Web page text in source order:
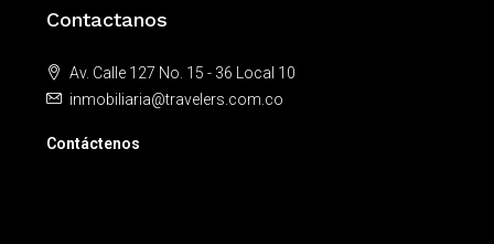
Contactanos
Av. Calle 127 No. 15 - 36 Local 10
inmobiliaria@travelers.com.co
Contáctenos